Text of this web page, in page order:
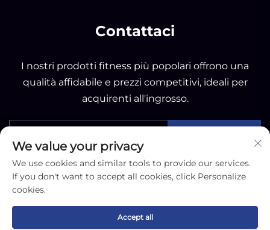
Contattaci
I nostri prodotti fitness più popolari offrono una
qualità affidabile e prezzi competitivi, ideali per
acquirenti all'ingrosso.
Copyright © 2025 by Nantong OK Sporting Co.,Ltd -
We value your privacy
We use cookies and similar tools to provide our services.
If you don't want to accept all cookies, click Personalize
cookies.
Accept all